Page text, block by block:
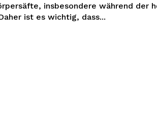
insbesondere während der
ist es wichtig, dass...